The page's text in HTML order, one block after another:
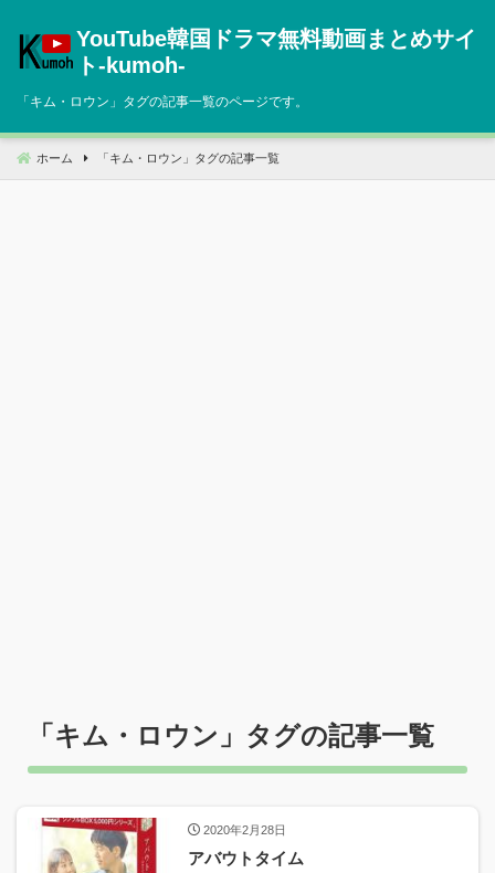
へ
動
YouTube韓国ドラマ無料動画まとめサイ
ト‐kumoh‐
「キム・ロウン 」タグの記事一覧のページです。
ホーム 「 キム・ロウン 」タグの記事一覧
「キム・ロウン 」タグの記事一覧
2020年2月28日
アバウトタイム